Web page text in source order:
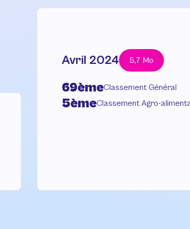
Avril 2024 5,7 Mo
69èmeClassement Général
5èmeClassement Agro-